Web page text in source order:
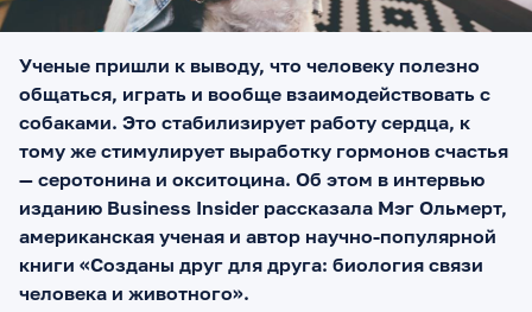
Ученые пришли к выводу, что человеку полезно
общаться, играть и вообще взаимодействовать с
собаками. Это стабилизирует работу сердца, к
тому же стимулирует выработку гормонов счастья
— серотонина и окситоцина. Об этом в интервью
изданию Business Insider рассказала Мэг Ольмерт,
американская ученая и автор научно-популярной
книги «Созданы друг для друга: биология связи
человека и животного».